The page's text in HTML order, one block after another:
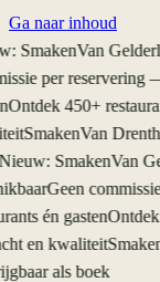
Ga naar inhoud
SmakenVan
per reservering
Ontdek 450+
SmakenVan
SmakenVan
Geen
én gastenOntdek
en kwaliteit
als boek